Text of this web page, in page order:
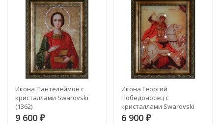
Икона Пантелеймон с
кристаллами Swarovski
(1362)
9 600 ₽
Икона Георгий
Победоносец с
кристаллами Swarovski
(1361)
6 900 ₽